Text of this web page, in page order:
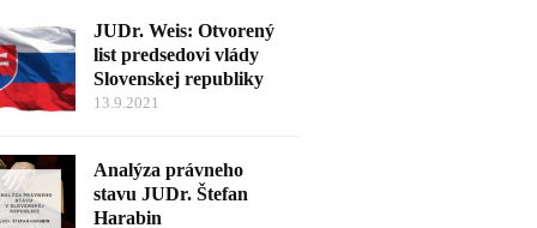
JUDr. Weis: Otvorený
list predsedovi vlády
Slovenskej republiky
13.9.2021
Analýza právneho
stavu JUDr. Štefan
Harabin